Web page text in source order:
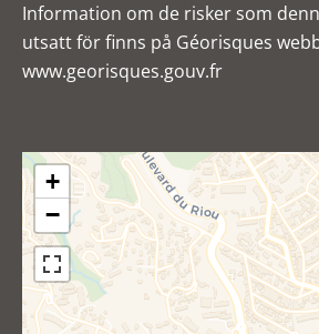
Information om de risker som
utsatt för finns på Géorisques
www.georisques.gouv.fr
+
−